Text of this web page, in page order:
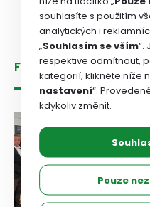
Fotogalerie
souhlasíte s použitím
analytických i
„Souhlasím se vším“.
respektive odmítnout,
kategorií, klikněte níže
nastavení“.
kdykoliv změnit.
Pouze